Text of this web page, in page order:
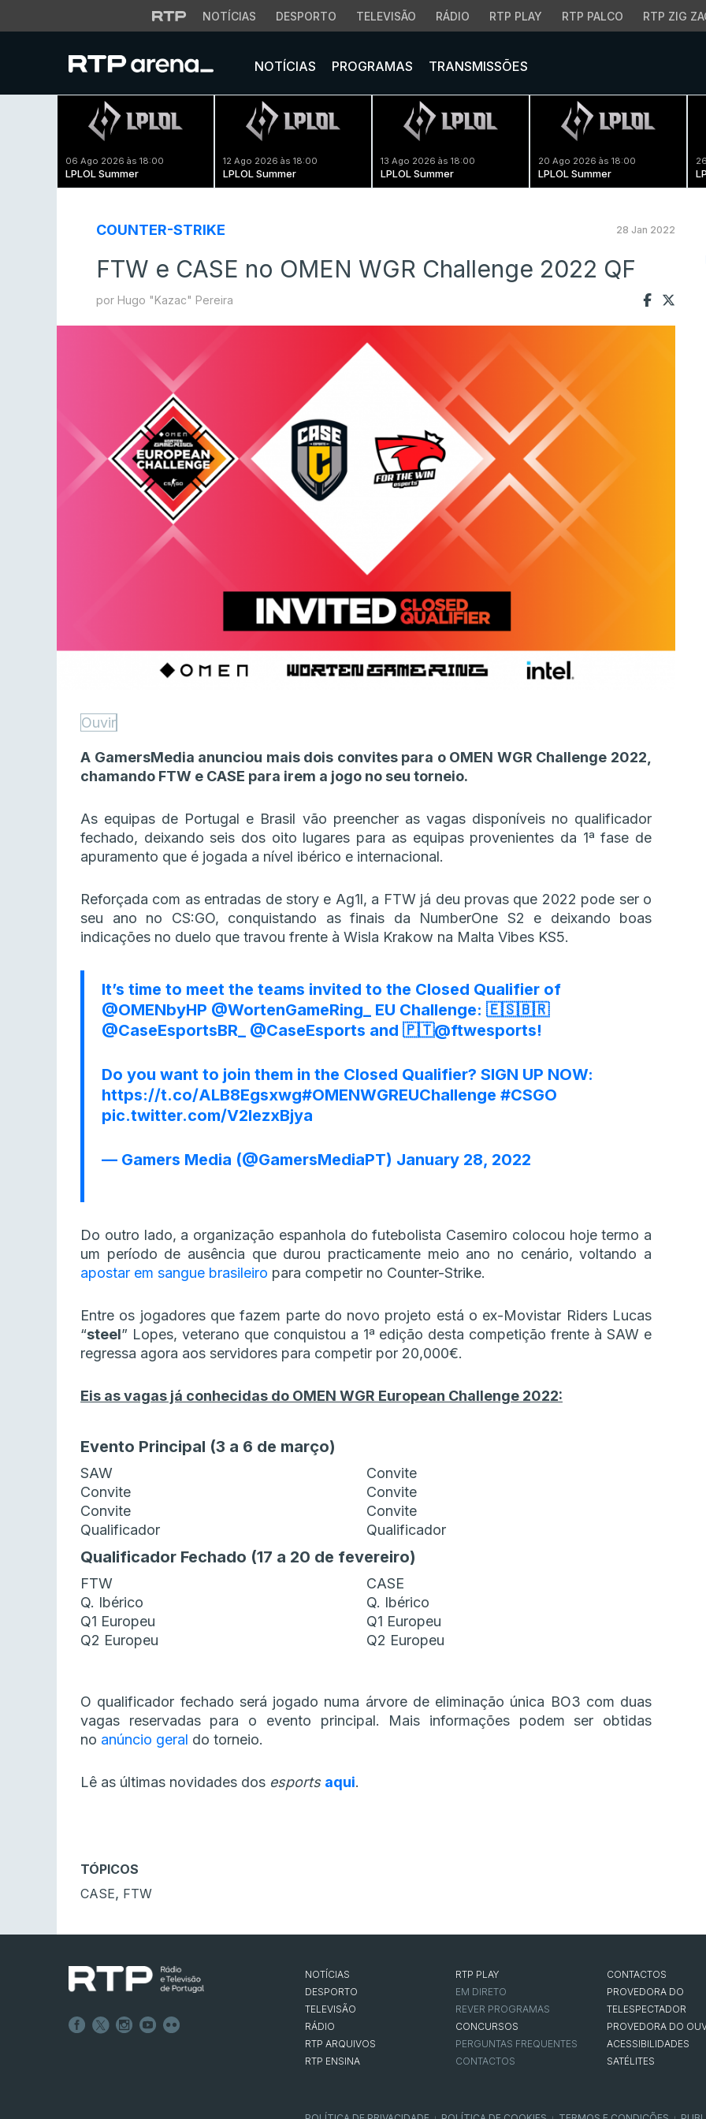
NOTÍCIAS DESPORTO TELEVISÃO RÁDIO RTP PLAY RTP PALCO RTP ZIG
NOTÍCIAS PROGRAMAS TRANSMISSÕES
06 Ago 2026 às 18:00
LPLOL Summer
12 Ago 2026 às 18:00
LPLOL Summer
13 Ago 2026 às 18:00
LPLOL Summer
20 Ago 2026 às 18:00
LPLOL Summer
COUNTER-STRIKE 28 Jan 2022
FTW e CASE no OMEN WGR Challenge 2022 QF
por Hugo "Kazac" Pereira
Ouvir
A GamersMedia anunciou mais dois convites para o OMEN WGR Challenge 2022,
chamando FTW e CASE para irem a jogo no seu torneio.
As equipas de Portugal e Brasil vão preencher as vagas disponíveis no qualificador
fechado, deixando seis dos oito lugares para as equipas provenientes da 1ª fase de
apuramento que é jogada a nível ibérico e internacional.
Reforçada com as entradas de story e Ag1l, a FTW já deu provas que 2022 pode ser o
seu ano no CS:GO, conquistando as finais da NumberOne S2 e deixando boas
indicações no duelo que travou frente à Wisla Krakow na Malta Vibes KS5.
It’s time to meet the teams invited to the Closed Qualifier of
@OMENbyHP @WortenGameRing_ EU Challenge: 🇪🇸🇧🇷
@CaseEsportsBR_ @CaseEsports and 🇵🇹@ftwesports!
Do you want to join them in the Closed Qualifier? SIGN UP NOW:
https://t.co/ALB8Egsxwg#OMENWGREUChallenge #CSGO
pic.twitter.com/V2lezxBjya
— Gamers Media (@GamersMediaPT) January 28, 2022
Do outro lado, a organização espanhola do futebolista Casemiro colocou hoje termo a
um período de ausência que durou practicamente meio ano no cenário, voltando a
apostar em sangue brasileiro para competir no Counter-Strike.
Entre os jogadores que fazem parte do novo projeto está o ex-Movistar Riders Lucas
“steel” Lopes, veterano que conquistou a 1ª edição desta competição frente à SAW e
regressa agora aos servidores para competir por 20,000€.
Eis as vagas já conhecidas do OMEN WGR European Challenge 2022:
Evento Principal (3 a 6 de março)
SAW
Convite
Convite
Convite
Convite
Convite
Qualificador
Qualificador
Qualificador Fechado (17 a 20 de fevereiro)
FTW
CASE
Q. Ibérico
Q. Ibérico
Q1 Europeu
Q1 Europeu
Q2 Europeu
Q2 Europeu
O qualificador fechado será jogado numa árvore de eliminação única BO3 com duas
vagas reservadas para o evento principal. Mais informações podem ser obtidas
no anúncio geral do torneio.
Lê as últimas novidades dos esports aqui.
TÓPICOS
CASE, FTW
NOTÍCIAS
DESPORTO
TELEVISÃO
RÁDIO
RTP ARQUIVOS
RTP ENSINA
RTP PLAY
EM DIRETO
REVER PROGRAMAS
CONCURSOS
PERGUNTAS FREQUENTES
CONTACTOS
CONTACTOS
PROVEDORA DO
TELESPECTADOR
PROVEDORA DO
ACESSIBILIDADES
SATÉLITES